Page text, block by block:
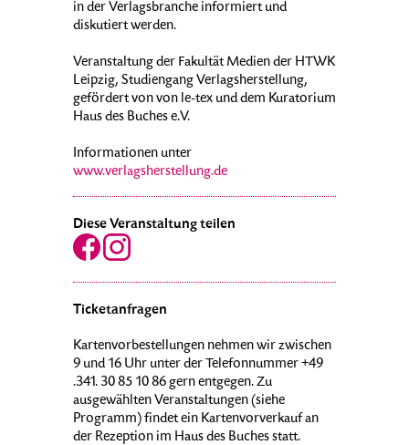
in der Verlagsbranche informiert und
diskutiert werden.
Veranstaltung der Fakultät Medien der HTWK
Leipzig, Studiengang Verlagsherstellung,
gefördert von von le-tex und dem Kuratorium
Haus des Buches e.V.
Informationen unter
www.verlagsherstellung.de
Diese Veranstaltung teilen
Ticketanfragen
Kartenvorbestellungen nehmen wir zwischen
9 und 16 Uhr unter der Telefonnummer +49
.341. 30 85 10 86 gern entgegen. Zu
ausgewählten Veranstaltungen (siehe
Programm) findet ein Kartenvorverkauf an
der Rezeption im Haus des Buches statt.